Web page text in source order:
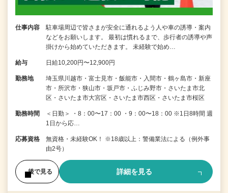
仕事内容
駐車場周辺で皆さまが安全に通れるよう人や車の誘導・案内
などをお願いします。 最初は慣れるまで、歩行者の誘導や声
掛けから始めていただきます。 未経験で始め…
給与 日給10,200円〜12,900円
勤務地
埼玉県川越市・富士見市・飯能市・入間市・鶴ヶ島市・新座
市・所沢市・狭山市・坂戸市・ふじみ野市・さいたま市北
区・さいたま市大宮区・さいたま市西区・さいたま市桜区
勤務時間
＜日勤＞ ・8：00〜17：00 ・9：00〜18：00 ※1日8時間 週
1日から応…
応募資格
無資格・未経験OK！ ※18歳以上：警備業法による（例外事
由2号）
後で見る 詳細を見る